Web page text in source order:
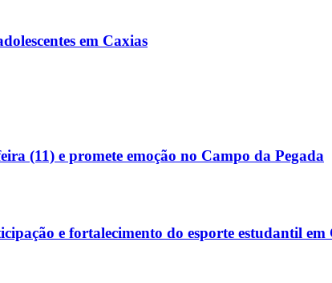
em Caxias
(11) e promete emoção no Campo da Pegada
e fortalecimento do esporte estudantil em